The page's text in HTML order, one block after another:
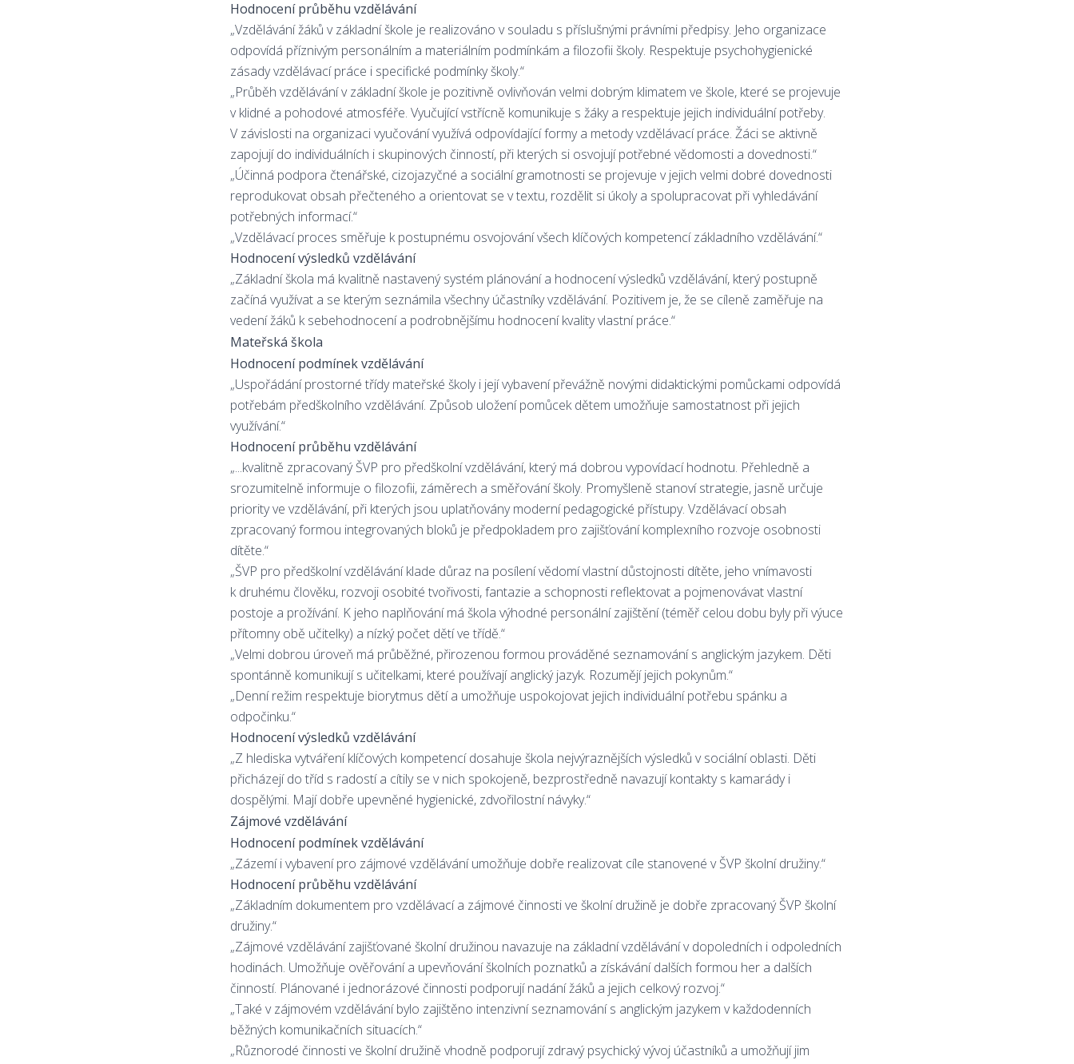
Hodnocení průběhu vzdělávání
„Vzdělávání žáků v základní škole je realizováno v souladu s příslušnými právními předpisy. Jeho organizace
odpovídá příznivým personálním a materiálním podmínkám a filozofii školy. Respektuje psychohygienické
zásady vzdělávací práce i specifické podmínky školy.“
„Průběh vzdělávání v základní škole je pozitivně ovlivňován velmi dobrým klimatem ve škole, které se projevuje
v klidné a pohodové atmosféře. Vyučující vstřícně komunikuje s žáky a respektuje jejich individuální potřeby.
V závislosti na organizaci vyučování využívá odpovídající formy a metody vzdělávací práce. Žáci se aktivně
zapojují do individuálních i skupinových činností, při kterých si osvojují potřebné vědomosti a dovednosti.“
„Účinná podpora čtenářské, cizojazyčné a sociální gramotnosti se projevuje v jejich velmi dobré dovednosti
reprodukovat obsah přečteného a orientovat se v textu, rozdělit si úkoly a spolupracovat při vyhledávání
potřebných informací.“
„Vzdělávací proces směřuje k postupnému osvojování všech klíčových kompetencí základního vzdělávání.“
Hodnocení výsledků vzdělávání
„Základní škola má kvalitně nastavený systém plánování a hodnocení výsledků vzdělávání, který postupně
začíná využívat a se kterým seznámila všechny účastníky vzdělávání. Pozitivem je, že se cíleně zaměřuje na
vedení žáků k sebehodnocení a podrobnějšímu hodnocení kvality vlastní práce.“
Mateřská škola
Hodnocení podmínek vzdělávání
„Uspořádání prostorné třídy mateřské školy i její vybavení převážně novými didaktickými pomůckami odpovídá
potřebám předškolního vzdělávání. Způsob uložení pomůcek dětem umožňuje samostatnost při jejich
využívání.“
Hodnocení průběhu vzdělávání
„...kvalitně zpracovaný ŠVP pro předškolní vzdělávání, který má dobrou vypovídací hodnotu. Přehledně a
srozumitelně informuje o filozofii, záměrech a směřování školy. Promyšleně stanoví strategie, jasně určuje
priority ve vzdělávání, při kterých jsou uplatňovány moderní pedagogické přístupy. Vzdělávací obsah
zpracovaný formou integrovaných bloků je předpokladem pro zajišťování komplexního rozvoje osobnosti
dítěte.“
„ŠVP pro předškolní vzdělávání klade důraz na posílení vědomí vlastní důstojnosti dítěte, jeho vnímavosti
k druhému člověku, rozvoji osobité tvořivosti, fantazie a schopnosti reflektovat a pojmenovávat vlastní
postoje a prožívání. K jeho naplňování má škola výhodné personální zajištění (téměř celou dobu byly při výuce
přítomny obě učitelky) a nízký počet dětí ve třídě.“
„Velmi dobrou úroveň má průběžné, přirozenou formou prováděné seznamování s anglickým jazykem. Děti
spontánně komunikují s učitelkami, které používají anglický jazyk. Rozumějí jejich pokynům.“
„Denní režim respektuje biorytmus dětí a umožňuje uspokojovat jejich individuální potřebu spánku a
odpočinku.“
Hodnocení výsledků vzdělávání
„Z hlediska vytváření klíčových kompetencí dosahuje škola nejvýraznějších výsledků v sociální oblasti. Děti
přicházejí do tříd s radostí a cítily se v nich spokojeně, bezprostředně navazují kontakty s kamarády i
dospělými. Mají dobře upevněné hygienické, zdvořilostní návyky.“
Zájmové vzdělávání
Hodnocení podmínek vzdělávání
„Zázemí i vybavení pro zájmové vzdělávání umožňuje dobře realizovat cíle stanovené v ŠVP školní družiny.“
Hodnocení průběhu vzdělávání
„Základním dokumentem pro vzdělávací a zájmové činnosti ve školní družině je dobře zpracovaný ŠVP školní
družiny.“
„Zájmové vzdělávání zajišťované školní družinou navazuje na základní vzdělávání v dopoledních i odpoledních
hodinách. Umožňuje ověřování a upevňování školních poznatků a získávání dalších formou her a dalších
činností. Plánované i jednorázové činnosti podporují nadání žáků a jejich celkový rozvoj.“
„Také v zájmovém vzdělávání bylo zajištěno intenzivní seznamování s anglickým jazykem v každodenních
běžných komunikačních situacích.“
„Různorodé činnosti ve školní družině vhodně podporují zdravý psychický vývoj účastníků a umožňují jim